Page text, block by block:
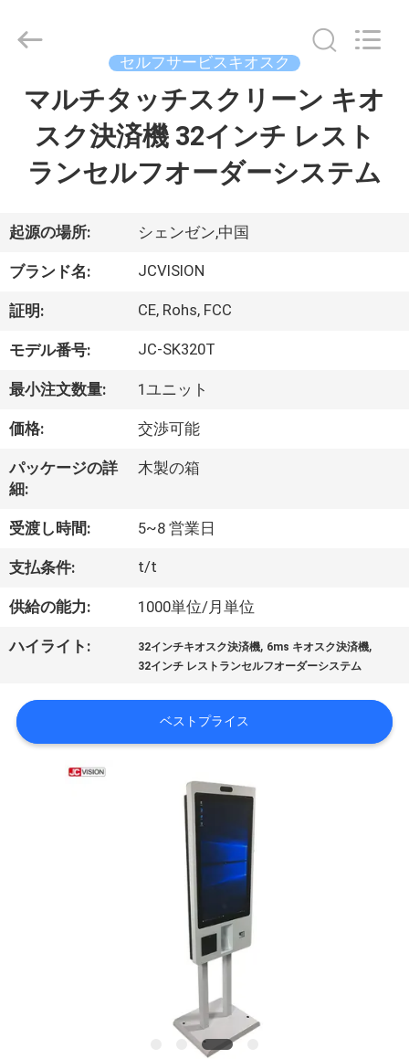
家
品
わ
た
し
ち
に
つ
い
て
工
ツ
Copyright
Shenzhen
Interactive
Technology
セルフサービスキオスク
マルチタッチスクリーン キオ
スク決済機 32インチ レスト
ランセルフオーダーシステム
起源の場所: シェンゼン,中国
ブランド名: JCVISION
証明: CE, Rohs, FCC
モデル番号: JC-SK320T
最小注文数量: 1ユニット
価格: 交渉可能
パッケージの詳
細:
木製の箱
受渡し時間: 5~8 営業日
支払条件: t/t
供給の能力: 1000単位/月単位
ハイライト: 32インチキオスク決済機, 6ms キオスク決済機,
32インチ レストランセルフオーダーシステム
ベストプライス